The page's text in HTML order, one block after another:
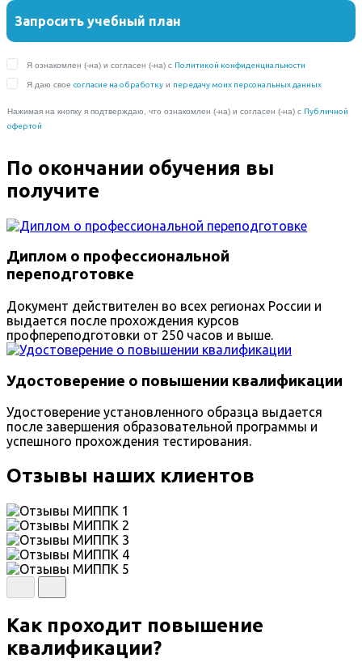
По окончании обучения вы
получите
Диплом о профессиональной
переподготовке
Документ действителен во всех регионах России и
выдается после прохождения курсов
профпереподготовки от 250 часов и выше.
Удостоверение о повышении квалификации
Удостоверение установленного образца выдается
после завершения образовательной программы и
успешного прохождения тестирования.
Отзывы наших клиентов
Как проходит повышение
квалификации?